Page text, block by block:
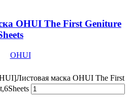
OHUI The First Geniture
OHUI
маска OHUI The First